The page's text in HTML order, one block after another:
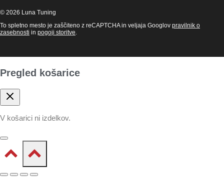
© 2026 Luna Tuning
To spletno mesto je zaščiteno z reCAPTCHA in veljaja Googlov pravilnik o
zasebnosti in pogoji storitve.
Pregled košarice
V košarici ni izdelkov.